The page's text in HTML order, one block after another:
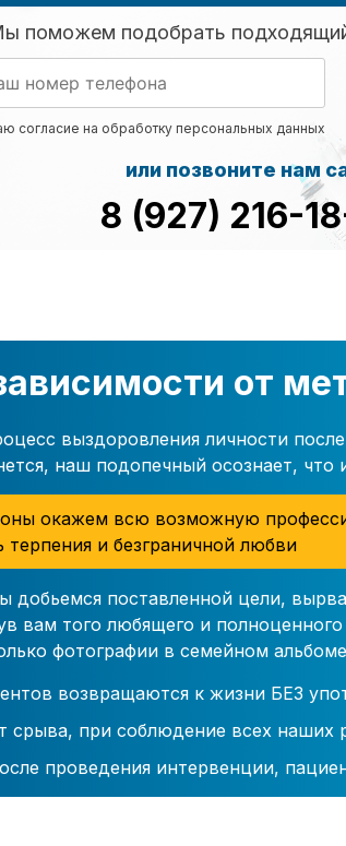
поможем подобрать подходящий
согласие на обработкуперсональных данных
или позвоните нам
8 (927) 216-
от
выздоровления личности
наш подопечный осознает, что
окажем всю возможную
терпения и безграничной любви
добьемся поставленной цели,
вам того любящего и
фотографии в семейном альбоме
возвращаются к жизни БЕЗ
срыва, при соблюдение всех наших
проведения интервенции,